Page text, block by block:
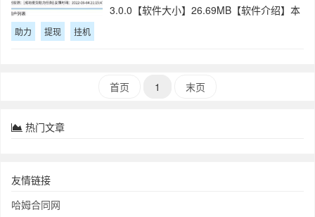
3.0.0【软件大小】26.69MB【软件介绍】本
助力 提现 挂机
首页 1 末页
热门文章
友情链接
哈姆合同网